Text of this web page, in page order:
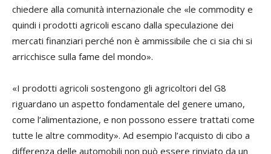
chiedere alla comunità internazionale che «le commodity e
quindi i prodotti agricoli escano dalla speculazione dei
mercati finanziari perché non è ammissibile che ci sia chi si
arricchisce sulla fame del mondo».
«I prodotti agricoli sostengono gli agricoltori del G8
riguardano un aspetto fondamentale del genere umano,
come l’alimentazione, e non possono essere trattati come
tutte le altre commodity». Ad esempio l’acquisto di cibo a
differenza delle automobili non può essere rinviato da un